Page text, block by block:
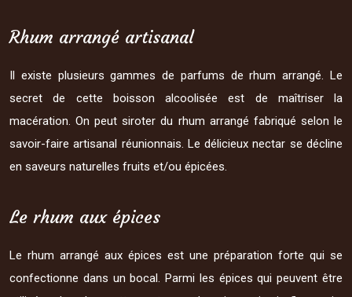
Rhum arrangé artisanal
Il existe plusieurs gammes de parfums de rhum arrangé. Le
secret de cette boisson alcoolisée est de maîtriser la
macération. On peut siroter du rhum arrangé fabriqué selon le
savoir-faire artisanal réunionnais. Le délicieux nectar se décline
en saveurs naturelles fruits et/ou épicées.
Le rhum aux épices
Le rhum arrangé aux épices est une préparation forte qui se
confectionne dans un bocal. Parmi les épices qui peuvent être